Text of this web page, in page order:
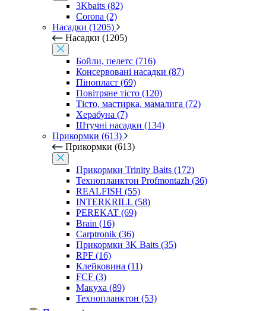
3Kbaits (82)
Corona (2)
Насадки (1205)
Насадки (1205)
Бойли, пелетс (716)
Консервовані насадки (87)
Пінопласт (69)
Повітряне тісто (120)
Тісто, мастирка, мамалига (72)
Херабуна (7)
Штучні насадки (134)
Прикормки (613)
Прикормки (613)
Прикормки Trinity Baits (172)
Технопланктон Profmontazh (36)
REALFISH (55)
INTERKRILL (58)
PEREKAT (69)
Brain (16)
Carptronik (36)
Прикормки 3K Baits (35)
RPF (16)
Клейковина (11)
FCF (3)
Макуха (89)
Технопланктон (53)